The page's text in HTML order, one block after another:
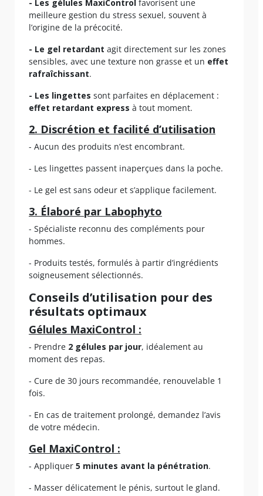
- Les gélules MaxiControl favorisent une
meilleure gestion du stress sexuel, souvent à
l’origine de la précocité.
- Le gel retardant agit directement sur les zones
sensibles, avec une texture non grasse et un effet
rafraîchissant.
- Les lingettes sont parfaites en déplacement :
effet retardant express à tout moment.
2. Discrétion et facilité d’utilisation
- Aucun des produits n’est encombrant.
- Les lingettes passent inaperçues dans la poche.
- Le gel est sans odeur et s’applique facilement.
3. Élaboré par Labophyto
- Spécialiste reconnu des compléments pour
hommes.
- Produits testés, formulés à partir d’ingrédients
soigneusement sélectionnés.
Conseils d’utilisation pour des
résultats optimaux
Gélules MaxiControl :
- Prendre 2 gélules par jour, idéalement au
moment des repas.
- Cure de 30 jours recommandée, renouvelable 1
fois.
- En cas de traitement prolongé, demandez l’avis
de votre médecin.
Gel MaxiControl :
- Appliquer 5 minutes avant la pénétration.
- Masser délicatement le pénis, surtout le gland.